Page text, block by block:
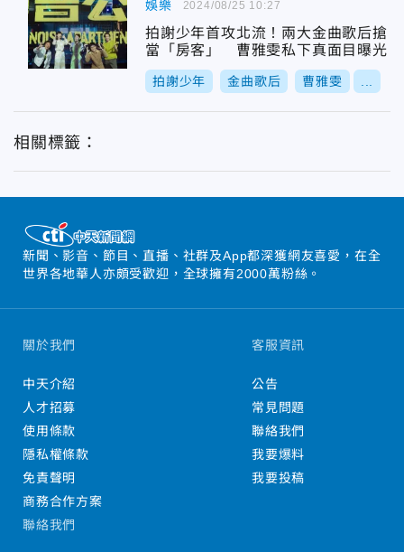
娛樂
拍謝少年首攻北流！兩大金曲歌后搶
當「房客」 曹雅雯私下真面目曝光
拍謝少年 金曲歌后 曹雅雯
2024/08/25 10:27
相關標籤：
新聞、影音、節目、直播、社群及App都深獲網友喜愛，在全
世界各地華人亦頗受歡迎，全球擁有2000萬粉絲。
關於我們
中天介紹
人才招募
使用條款
隱私權條款
免責聲明
商務合作方案
客服資訊
公告
常見問題
聯絡我們
我要爆料
我要投稿
聯絡我們